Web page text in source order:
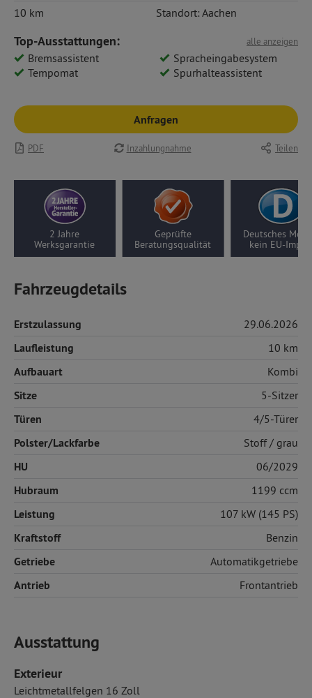
10 km
Standort: Aachen
alle anzeigen
Top-Ausstattungen:
Bremsassistent
Spracheingabesystem
Tempomat
Spurhalteassistent
Anfragen
PDF Inzahlungnahme Teilen
Werksgarantie
Geprüfte
Beratungsqualität
Deutsches Modell,
kein EU-Import
Fahrzeugdetails
Erstzulassung 29.06.2026
Laufleistung 10 km
Aufbauart Kombi
Sitze 5-Sitzer
Türen 4/5-Türer
Polster/Lackfarbe Stoff/ grau
HU 06/2029
Hubraum 1199 ccm
Leistung 107 kW (145 PS)
Kraftstoff Benzin
Getriebe Automatikgetriebe
Antrieb Frontantrieb
Ausstattung
Exterieur
Leichtmetallfelgen 16 Zoll